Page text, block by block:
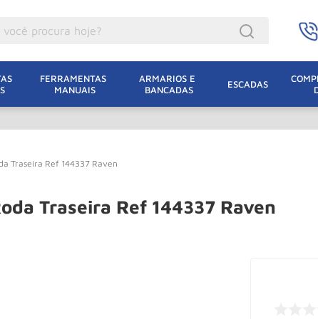
FERRAMENTAS
MANUAIS
ARMARIOS E
BANCADAS
ESCADAS
Traseira Ref 144337 Raven
Traseira Ref 144337 Raven
Eletrica